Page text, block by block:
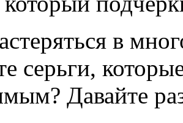
в
серьги,
Давайте